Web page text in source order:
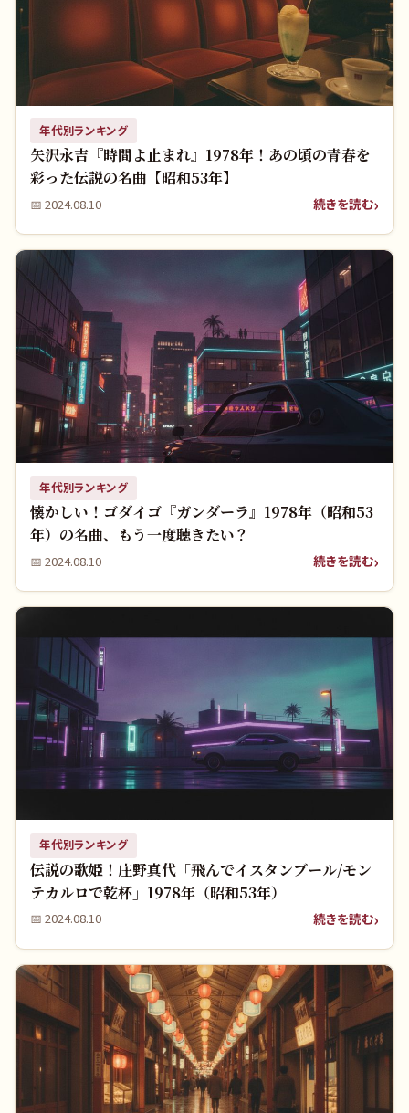
年代別ランキング
矢沢永吉『時間よ止まれ』1978年！あの頃の青春を
彩った伝説の名曲【昭和53年】
📅 2024.08.10 続きを読む
年代別ランキング
懐かしい！ゴダイゴ『ガンダーラ』1978年（昭和53
年）の名曲、もう一度聴きたい？
📅 2024.08.10 続きを読む
年代別ランキング
伝説の歌姫！庄野真代「飛んでイスタンブール/モン
テカルロで乾杯」1978年（昭和53年）
📅 2024.08.10 続きを読む